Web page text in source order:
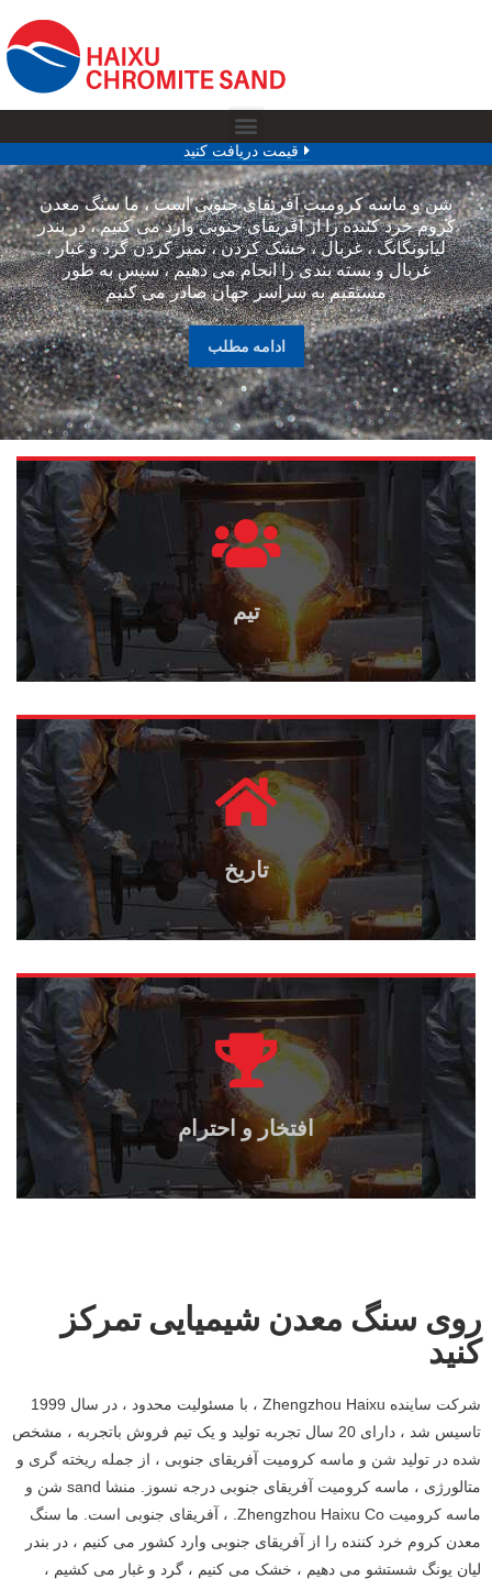
قیمت دریافت کنید
شن و ماسه کرومیت آفریقای جنوبی است ، ما سنگ معدن
کروم خرد کننده را از آفریقای جنوبی وارد می کنیم ، در بندر
لیانونگانگ ، غربال ، خشک کردن ، تمیز کردن گرد و غبار ،
غربال و بسته بندی را انجام می دهیم ، سپس به طور
مستقیم به سراسر جهان صادر می کنیم
ادامه مطلب
تیم
تاریخ
افتخار و احترام
روی سنگ معدن شیمیایی تمرکز
کنید
شرکت ساینده Zhengzhou Haixu ، با مسئولیت محدود ، در سال 1999
تاسیس شد ، دارای 20 سال تجربه تولید و یک تیم فروش باتجربه ، مشخص
شده در تولید شن و ماسه کرومیت آفریقای جنوبی ، از جمله ریخته گری و
متالورژی ، ماسه کرومیت آفریقای جنوبی درجه نسوز. منشا sand شن و
ماسه کرومیت Zhengzhou Haixu Co. ، آفریقای جنوبی است. ما سنگ
معدن کروم خرد کننده را از آفریقای جنوبی وارد کشور می کنیم ، در بندر
لیان یونگ شستشو می دهیم ، خشک می کنیم ، گرد و غبار می کشیم ،